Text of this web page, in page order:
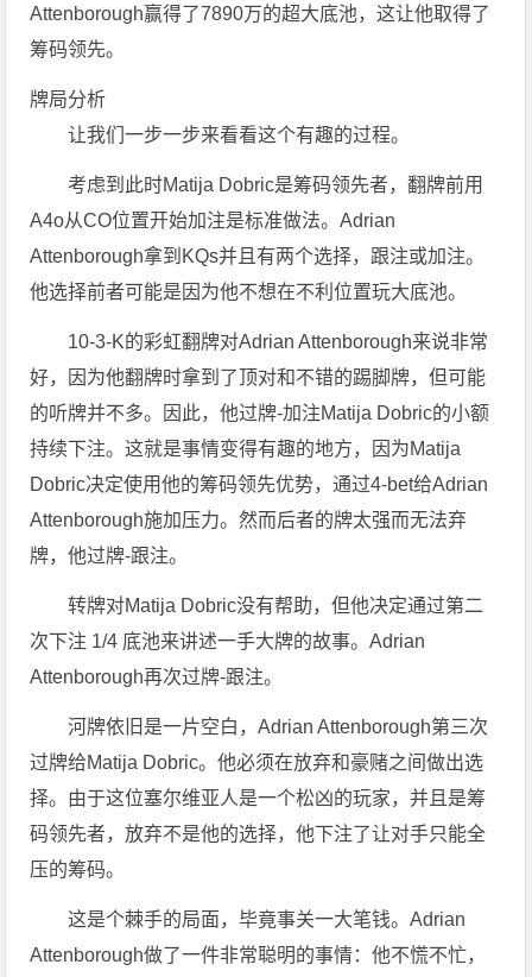
Attenborough赢得了7890万的超大底池，这让他取得了
筹码领先。
牌局分析
让我们一步一步来看看这个有趣的过程。
考虑到此时Matija Dobric是筹码领先者，翻牌前用
A4o从CO位置开始加注是标准做法。Adrian
Attenborough拿到KQs并且有两个选择，跟注或加注。
他选择前者可能是因为他不想在不利位置玩大底池。
10-3-K的彩虹翻牌对Adrian Attenborough来说非常
好，因为他翻牌时拿到了顶对和不错的踢脚牌，但可能
的听牌并不多。因此，他过牌-加注Matija Dobric的小额
持续下注。这就是事情变得有趣的地方，因为Matija
Dobric决定使用他的筹码领先优势，通过4-bet给Adrian
Attenborough施加压力。然而后者的牌太强而无法弃
牌，他过牌-跟注。
转牌对Matija Dobric没有帮助，但他决定通过第二
次下注 1/4 底池来讲述一手大牌的故事。Adrian
Attenborough再次过牌-跟注。
河牌依旧是一片空白，Adrian Attenborough第三次
过牌给Matija Dobric。他必须在放弃和豪赌之间做出选
择。由于这位塞尔维亚人是一个松凶的玩家，并且是筹
码领先者，放弃不是他的选择，他下注了让对手只能全
压的筹码。
这是个棘手的局面，毕竟事关一大笔钱。Adrian
Attenborough做了一件非常聪明的事情：他不慌不忙，